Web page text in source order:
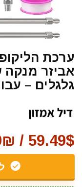
גלגלים –
59.49$ / 219₪